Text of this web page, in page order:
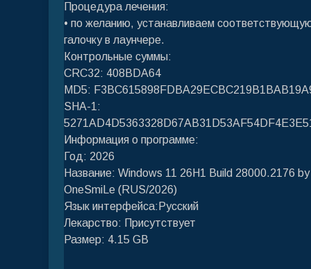
Процедура лечения:
• по желанию, устанавливаем
галочку в лаунчере.
Контрольные суммы:
CRC32: 408BDA64
MD5:
SHA-1:
Информация о программе:
Год: 2026
Название: Windows 11 26H1 Build 28000.2176 by
OneSmiLe (RUS/2026)
Язык интерфейса:Русский
Лекарство: Присутствует
Размер: 4.15 GB